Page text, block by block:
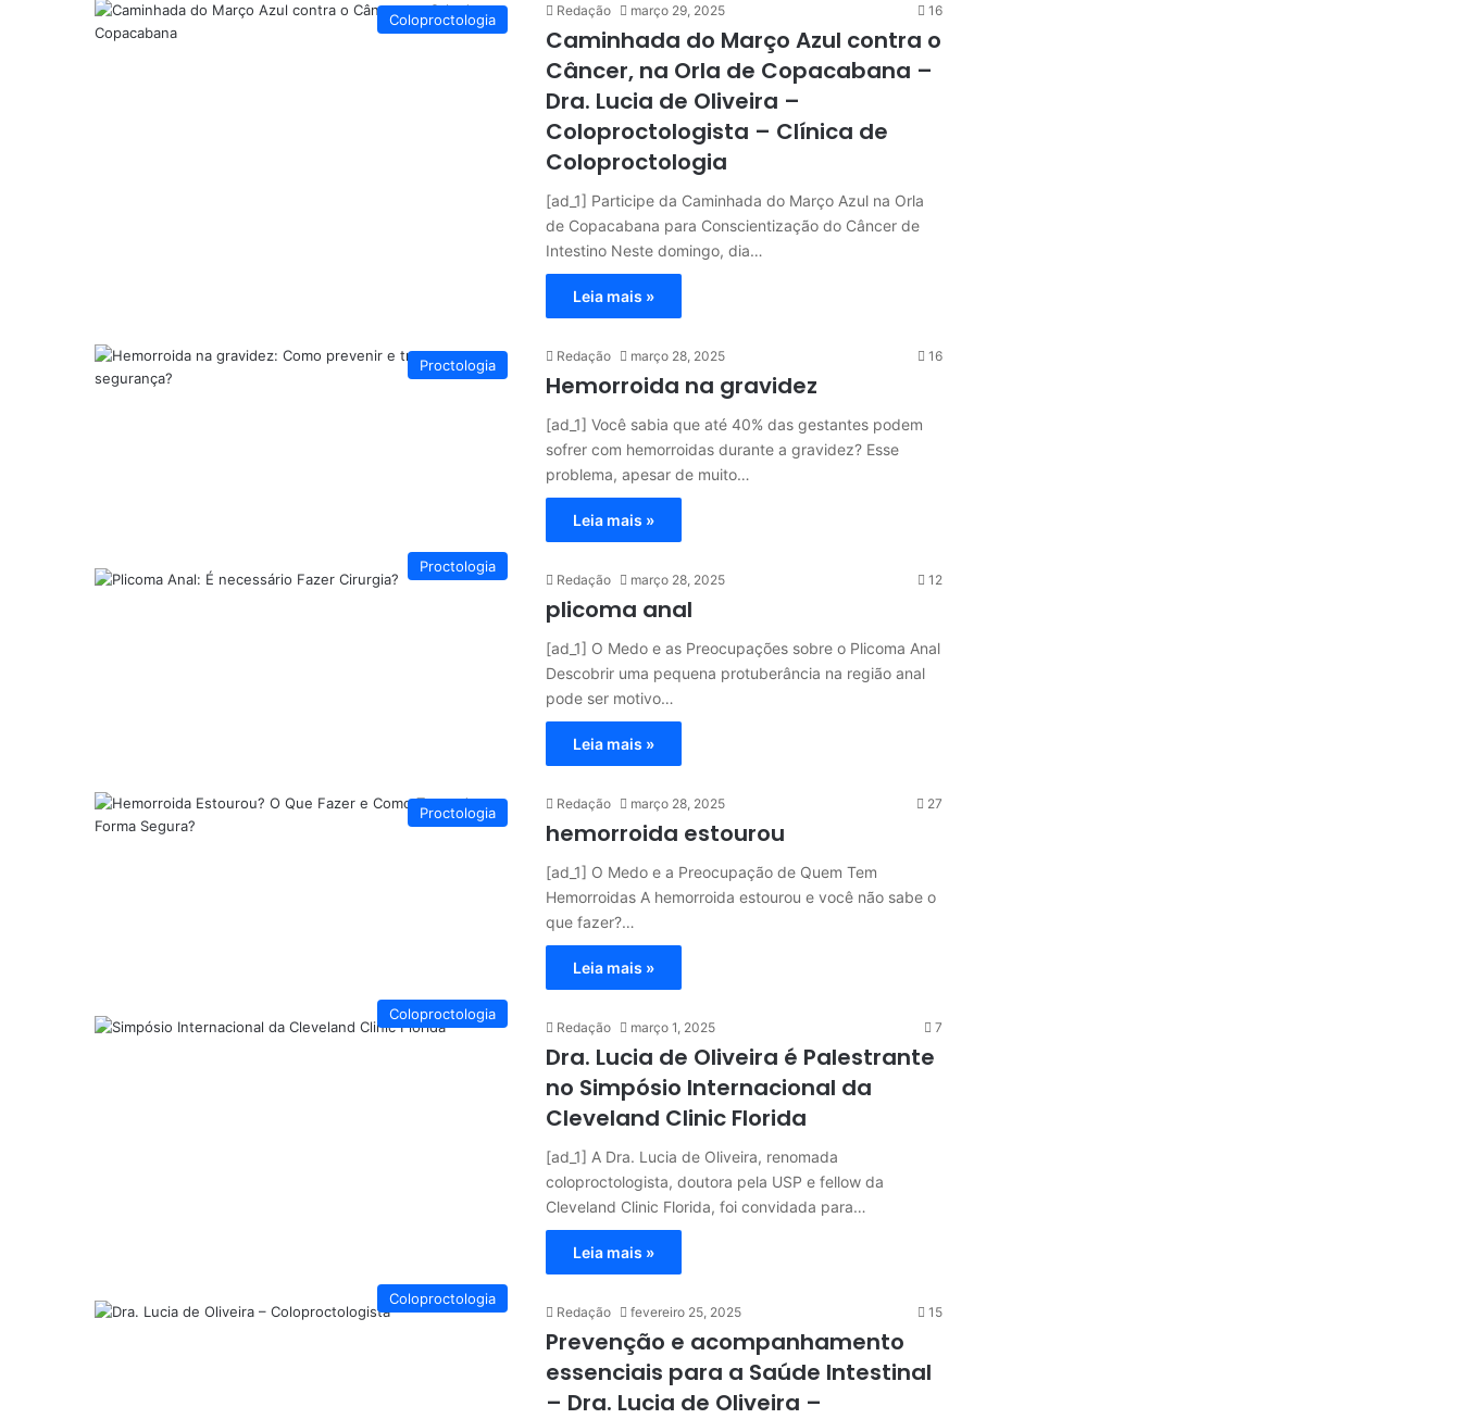
Coloproctologia
Redação março 29, 2025 16
Caminhada do Março Azul contra o
Câncer, na Orla de Copacabana –
Dra. Lucia de Oliveira –
Coloproctologista – Clínica de
Coloproctologia
[ad_1] Participe da Caminhada do Março Azul na Orla
de Copacabana para Conscientização do Câncer de
Intestino Neste domingo, dia…
Leia mais »
Proctologia
Redação março 28, 2025 16
Hemorroida na gravidez
[ad_1] Você sabia que até 40% das gestantes podem
sofrer com hemorroidas durante a gravidez? Esse
problema, apesar de muito…
Leia mais »
Proctologia
Redação março 28, 2025 12
plicoma anal
[ad_1] O Medo e as Preocupações sobre o Plicoma Anal
Descobrir uma pequena protuberância na região anal
pode ser motivo…
Leia mais »
Proctologia
Redação março 28, 2025 27
hemorroida estourou
[ad_1] O Medo e a Preocupação de Quem Tem
Hemorroidas A hemorroida estourou e você não sabe o
que fazer?…
Leia mais »
Coloproctologia
Redação março 1, 2025 7
Dra. Lucia de Oliveira é Palestrante
no Simpósio Internacional da
Cleveland Clinic Florida
[ad_1] A Dra. Lucia de Oliveira, renomada
coloproctologista, doutora pela USP e fellow da
Cleveland Clinic Florida, foi convidada para…
Leia mais »
Coloproctologia
Redação fevereiro 25, 2025 15
Prevenção e acompanhamento
essenciais para a Saúde Intestinal
– Dra. Lucia de Oliveira –